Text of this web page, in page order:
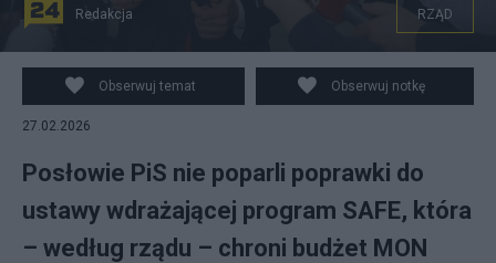
Warszawa, 27.02.2026. Wicepremier, minister obrony
narodowej Władysław Kosiniak-Kamysz (C) podczas
wypowiedzi dla mediów w Sejmie, 27 bm. Sejm przyjął
poprawki Senatu do ustawy wdrażającej program
wybie
Redakcja RZĄD
Obserwuj temat Obserwuj notkę
27.02.2026
Posłowie PiS nie poparli poprawki do
ustawy wdrażającej program SAFE, która
– według rządu – chroni budżet MON